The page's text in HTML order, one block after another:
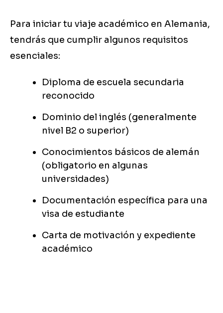
Para iniciar tu viaje académico en Alemania,
tendrás que cumplir algunos requisitos
esenciales:
Diploma de escuela secundaria
reconocido
Dominio del inglés (generalmente
nivel B2 o superior)
Conocimientos básicos de alemán
(obligatorio en algunas
universidades)
Documentación específica para una
visa de estudiante
Carta de motivación y expediente
académico